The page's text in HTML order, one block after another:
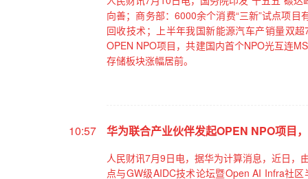
向善；商务部：6000余个消费“三新”试点项
回收技术；上半年我国新能源汽车产销量双
OPEN NPO项目，共建国内首个NPO光互连
存储板块涨幅居前。
10:57 华为联合产业伙伴发起OPEN NPO项目
人民财讯7月9日电，据华为计算消息，近日，
点与GW级AIDC技术论坛暨Open AI Infra社